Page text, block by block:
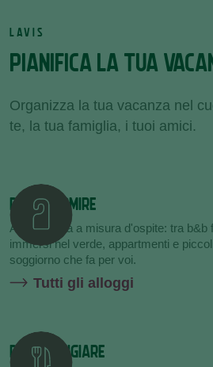
PIANIFICA LA TUA
LAVIS
Organizza la tua vacanza nel
te, la tua famiglia, i tuoi amici.
DOVE DORMIRE
Accoglienza a misura d'ospite: tra b&b
immersi nel verde, appartmenti e
soggiorno che fa per voi.
Tutti gli alloggi
DOVE MANGIARE